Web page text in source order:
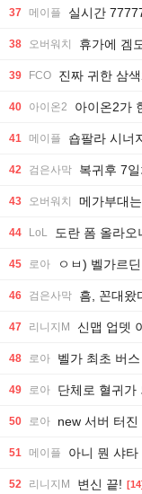
37 메이플 실시간
38 오버워치 휴가에 겜
39 FCO 진짜 귀한 삼
40 아이온2 아이온2가
41 메이플 숍팔라 시너
42 검은사막 복귀후 7
43 오버워치 메가부대
44 LoL 도란 폼 올라오
45 로아 ㅇㅂ) 벨가르
46 검은사막 흠, 꼰대왔
47 리니지M 신맵 업뎃
48 로아 벨가 최초 버
49 로아 단체로 혈귀가
50 로아 new 서버 터진
51 메이플 아니 뭔 샤
52 리니지M 변신 끝!